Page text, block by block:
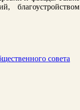
благоустройством
совета